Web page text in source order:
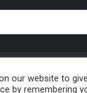
our website to
by remembering